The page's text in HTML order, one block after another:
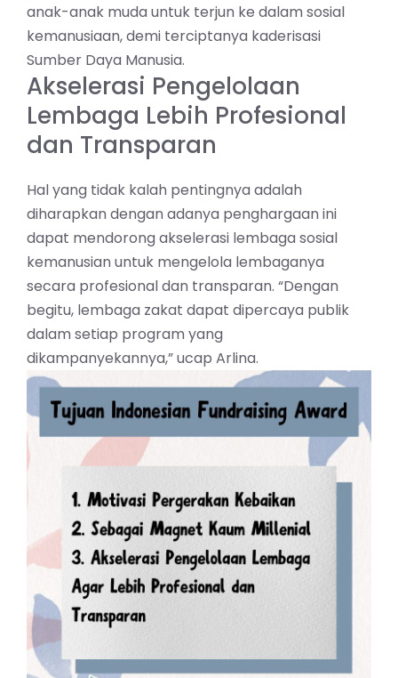
anak-anak muda untuk terjun ke dalam sosial
kemanusiaan, demi terciptanya kaderisasi
Sumber Daya Manusia.
Akselerasi Pengelolaan
Lembaga Lebih Profesional
dan Transparan
Hal yang tidak kalah pentingnya adalah
diharapkan dengan adanya penghargaan ini
dapat mendorong akselerasi lembaga sosial
kemanusian untuk mengelola lembaganya
secara profesional dan transparan. “Dengan
begitu, lembaga zakat dapat dipercaya publik
dalam setiap program yang
dikampanyekannya,” ucap Arlina.